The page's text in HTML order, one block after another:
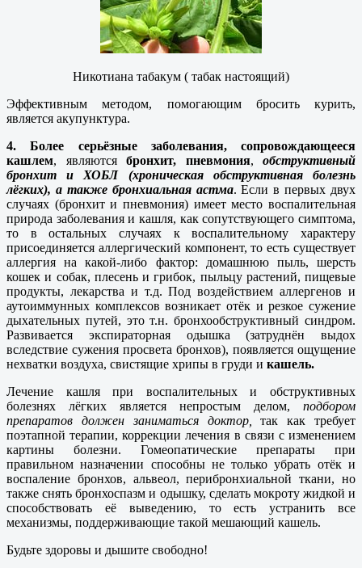
Никотиана табакум ( табак настоящий)
Эффективным методом, помогающим бросить курить,
является акупунктура.
4. Более серьёзные заболевания,
сопровождающееся
кашлем, являются бронхит, пневмония, обструктивный
бронхит и ХОБЛ (хроническая обструктивная болезнь
лёгких), а также бронхиальная астма. Если в первых двух
случаях (бронхит и пневмония) имеет место воспалительная
природа заболевания и кашля, как сопутствующего симптома,
то в остальных случаях к воспалительному характеру
присоединяется аллергический компонент, то есть существует
аллергия на какой-либо фактор: домашнюю пыль, шерсть
кошек и собак, плесень и грибок, пыльцу растений, пищевые
продукты, лекарства и т.д. Под воздействием аллергенов и
аутоиммунных комплексов возникает отёк и резкое сужение
дыхательных путей, это т.н. бронхообструктивный синдром.
Развивается экспираторная одышка (затруднён выдох
вследствие сужения просвета бронхов), появляется ощущение
нехватки воздуха, свистящие хрипы в груди и кашель.
Лечение кашля при воспалительных и обструктивных
болезнях лёгких является непростым делом, подбором
препаратов должен заниматься доктор,
так как требует
поэтапной терапии, коррекции лечения в связи с изменением
картины болезни. Гомеопатические препараты при
правильном назначении способны не только убрать отёк и
воспаление бронхов, альвеол, перибронхиальной ткани, но
также снять бронхоспазм и одышку, сделать мокроту жидкой и
способствовать её выведению, то есть устранить все
механизмы, поддерживающие такой мешающий кашель.
Будьте здоровы и дышите свободно!